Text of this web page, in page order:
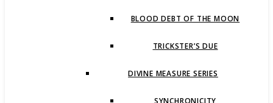
BLOOD DEBT OF THE MOON
TRICKSTER’S DUE
DIVINE MEASURE SERIES
SYNCHRONICITY